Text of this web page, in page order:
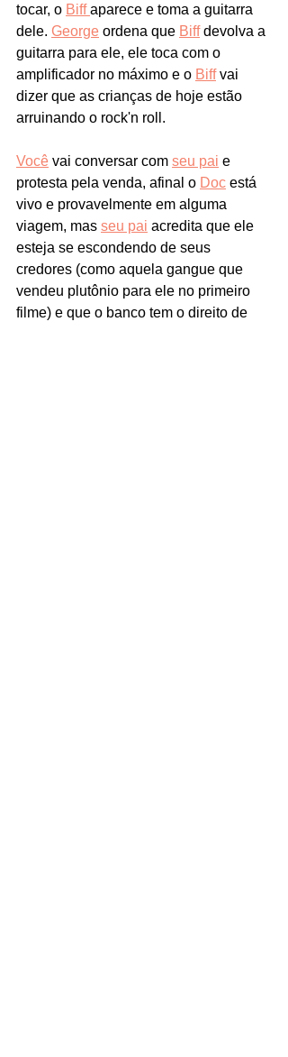
tocar, o Biff aparece e toma a guitarra
dele. George ordena que Biff devolva a
guitarra para ele, ele toca com o
amplificador no máximo e o Biff vai
dizer que as crianças de hoje estão
arruinando o rock'n roll.
Você vai conversar com seu pai e
protesta pela venda, afinal o Doc está
vivo e provavelmente em alguma
viagem, mas seu pai acredita que ele
esteja se escondendo de seus
credores (como aquela gangue que
vendeu plutônio para ele no primeiro
filme) e que o banco tem o direito de